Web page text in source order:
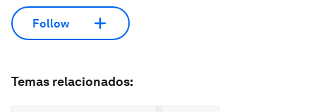
Follow
Temas relacionados: